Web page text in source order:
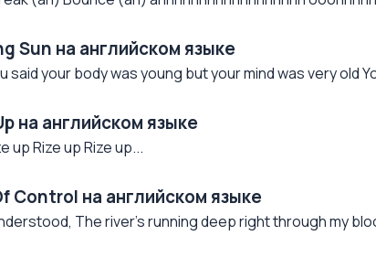
Sun на английском языке
said your body was young but your mind was very old
на английском языке
up Rize up Rize up...
Control на английском языке
The river's running deep right through my